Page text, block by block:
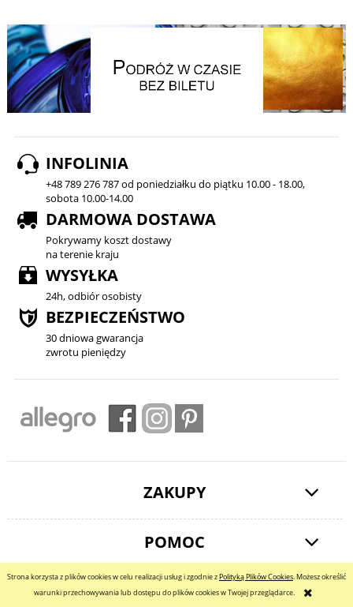
Strona korzysta z plików cookies w celu realizacji usług i zgodnie zPolityką Plików Cookies. Możesz określić
warunki przechowywania lub dostępu do plików cookies w Twojej przeglądarce.
INFOLINIA
+48 789 276 787 od poniedziałku do piątku 10.00 - 18.00,
sobota 10.00-14.00
DARMOWA DOSTAWA
Pokrywamy koszt dostawy
na terenie kraju
WYSYŁKA
24h, odbiór osobisty
BEZPIECZEŃSTWO
30 dniowa gwarancja
zwrotu pieniędzy
ZAKUPY
POMOC
MOJE KONTO